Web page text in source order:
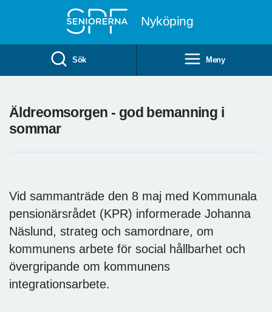
Nyköping
Sök Meny
Äldreomsorgen - god bemanning i
sommar
Vid sammanträde den 8 maj med Kommunala
pensionärsrådet (KPR) informerade Johanna
Näslund, strateg och samordnare, om
kommunens arbete för social hållbarhet och
övergripande om kommunens
integrationsarbete.